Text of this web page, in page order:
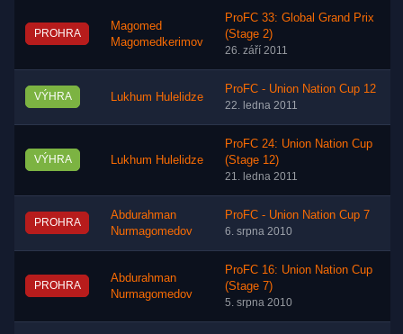
PROHRA
Magomed
Magomedkerimov
ProFC 33: Global Grand Prix
(Stage 2)
26. září 2011
VÝHRA Lukhum Hulelidze
ProFC - Union Nation Cup 12
22. ledna 2011
VÝHRA Lukhum Hulelidze
ProFC 24: Union Nation Cup
(Stage 12)
21. ledna 2011
PROHRA
Abdurahman
Nurmagomedov
ProFC - Union Nation Cup 7
6. srpna 2010
PROHRA
Abdurahman
Nurmagomedov
ProFC 16: Union Nation Cup
(Stage 7)
5. srpna 2010